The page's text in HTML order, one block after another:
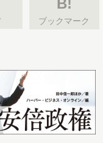
ブックマーク